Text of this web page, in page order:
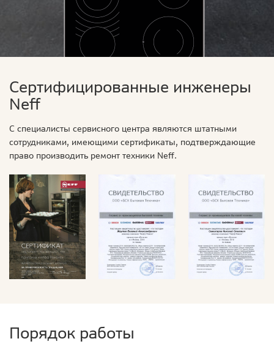
Сертифицированные инженеры
Neff
С специалисты сервисного центра являются штатными
сотрудниками, имеющими сертификаты, подтверждающие
право производить ремонт техники Neff.
Порядок работы